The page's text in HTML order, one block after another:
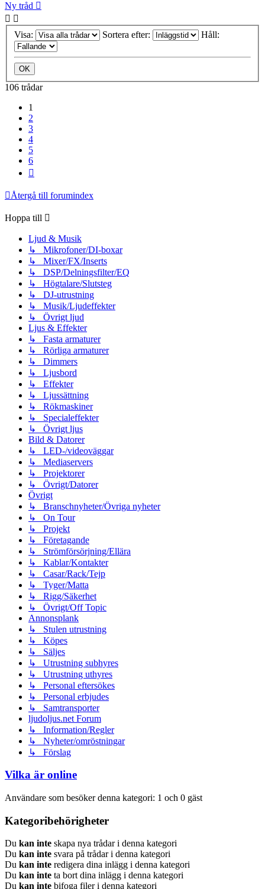
Ny tråd
Visa: Sortera efter: Håll:
106 trådar
1
2
3
4
5
6
Återgå till forumindex
Hoppa till
Ljud & Musik
↳ Mikrofoner/DI-boxar
↳ Mixer/FX/Inserts
↳ DSP/Delningsfilter/EQ
↳ Högtalare/Slutsteg
↳ DJ-utrustning
↳ Musik/Ljudeffekter
↳ Övrigt ljud
Ljus & Effekter
↳ Fasta armaturer
↳ Rörliga armaturer
↳ Dimmers
↳ Ljusbord
↳ Effekter
↳ Ljussättning
↳ Rökmaskiner
↳ Specialeffekter
↳ Övrigt ljus
Bild & Datorer
↳ LED-/videoväggar
↳ Mediaservers
↳ Projektorer
↳ Övrigt/Datorer
Övrigt
↳ Branschnyheter/Övriga nyheter
↳ On Tour
↳ Projekt
↳ Företagande
↳ Strömförsörjning/Ellära
↳ Kablar/Kontakter
↳ Casar/Rack/Tejp
↳ Tyger/Matta
↳ Rigg/Säkerhet
↳ Övrigt/Off Topic
Annonsplank
↳ Stulen utrustning
↳ Köpes
↳ Säljes
↳ Utrustning subhyres
↳ Utrustning uthyres
↳ Personal eftersökes
↳ Personal erbjudes
↳ Samtransporter
ljudoljus.net Forum
↳ Information/Regler
↳ Nyheter/omröstningar
↳ Förslag
Vilka är online
Användare som besöker denna kategori: 1 och 0 gäst
Kategoribehörigheter
Du kan inte skapa nya trådar i denna kategori
Du kan inte svara på trådar i denna kategori
Du kan inte redigera dina inlägg i denna kategori
Du kan inte ta bort dina inlägg i denna kategori
Du kan inte bifoga filer i denna kategori